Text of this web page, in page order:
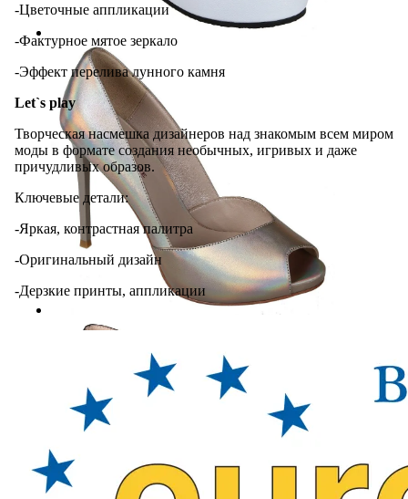
-Цветочные аппликации
-Фактурное мятое зеркало
-Эффект перелива лунного камня
Let`s play
Творческая насмешка дизайнеров над знакомым всем миром
моды в формате создания необычных, игривых и даже
причудливых образов.
Ключевые детали:
-Яркая, контрастная палитра
-Оригинальный дизайн
-Дерзкие принты, аппликации